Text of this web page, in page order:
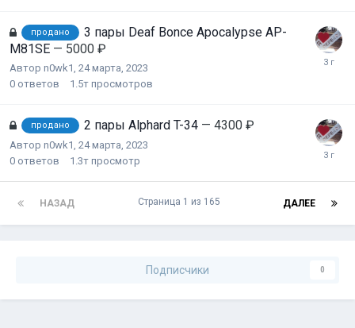
продано
3 пары Deaf Bonce Apocalypse AP-
M81SE — 5000 ₽
Автор n0wk1 24 марта, 2023
0 ответов 1.5т просмотров
продано 2 пары Alphard T-34 — 4300 ₽
Автор n0wk1 24 марта, 2023
0 ответов 1.3т просмотр
НАЗАД ДАЛЕЕ
Страница 1 из 165
Подписчики 0